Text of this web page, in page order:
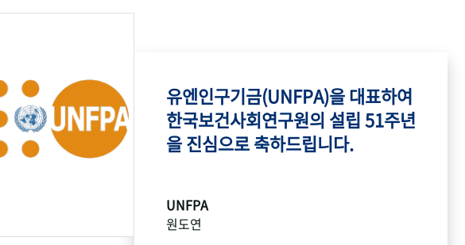
유엔인구기금(UNFPA)을 대표하여
한국보건사회연구원의 설립 51주년
을 진심으로 축하드립니다.
UNFPA
원도연